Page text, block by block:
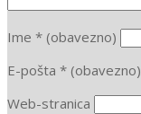
Ime * (obavezno)
E-pošta * (obavezno)
Web-stranica